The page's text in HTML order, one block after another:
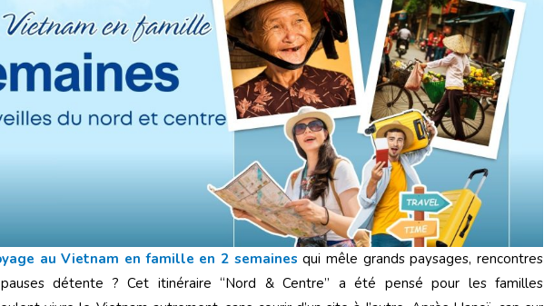
au Vietnam en famille en 2 semaines qui mêle grands paysages, rencontres
détente ? Cet itinéraire “Nord & Centre” a été pensé pour les familles